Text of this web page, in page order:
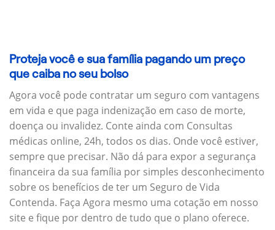
Proteja você e sua família pagando um preço
que caiba no seu bolso
Agora você pode contratar um seguro com vantagens
em vida e que paga indenização em caso de morte,
doença ou invalidez. Conte ainda com Consultas
médicas online, 24h, todos os dias. Onde você estiver,
sempre que precisar. Não dá para expor a segurança
financeira da sua família por simples desconhecimento
sobre os benefícios de ter um Seguro de Vida
Contenda. Faça Agora mesmo uma cotação em nosso
site e fique por dentro de tudo que o plano oferece.